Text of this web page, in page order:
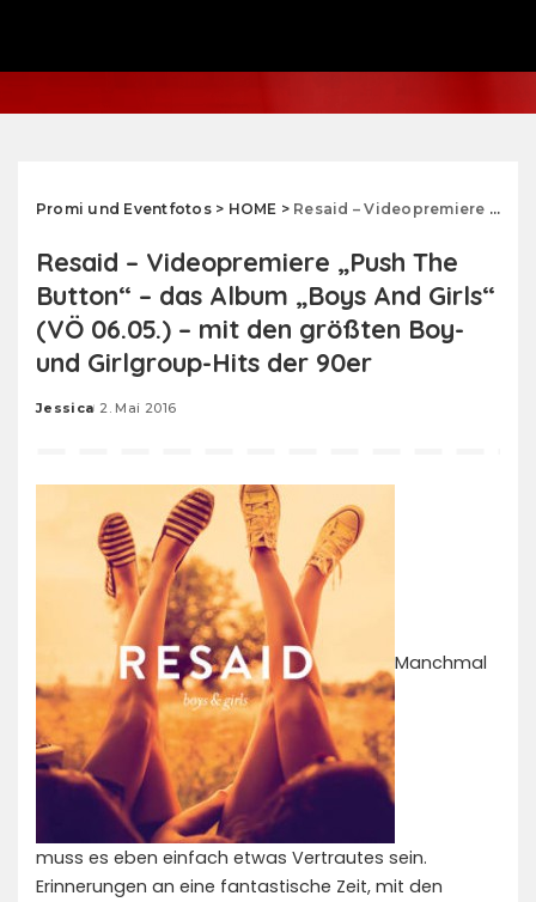
Promi und Eventfotos> HOME > Resaid – Videopremiere „Push The Button“ – das Album „Boys And Girls“ (VÖ 06.05.) – mit den größten Boy- und Girlgroup-Hits der 90er
Resaid – Videopremiere „Push The
Button“ – das Album „Boys And Girls“
(VÖ 06.05.) – mit den größten Boy-
und Girlgroup-Hits der 90er
Posted
Jessica 2. Mai 2016
Manchmal
muss es eben einfach etwas Vertrautes sein.
Erinnerungen an eine fantastische Zeit, mit den